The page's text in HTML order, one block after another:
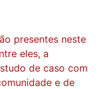
presentes neste
eles, a
de caso com
e de